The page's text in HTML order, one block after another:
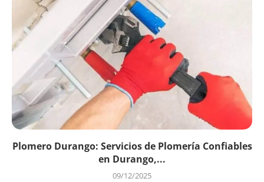
Plomero Durango: Servicios de Plomería Confiables
en Durango,...
09/12/2025